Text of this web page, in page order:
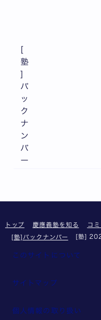
[
塾
]
バ
ッ
ク
ナ
ン
バ
ー
トップ 慶應義塾を知る
コ
[塾]バックナンバー
[塾]
このサイトについて
サイトマップ
個人情報の取り扱い